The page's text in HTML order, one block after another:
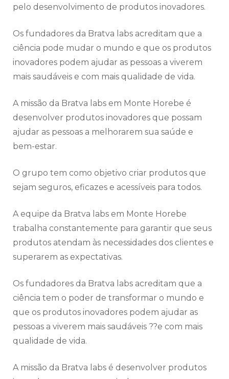
pelo desenvolvimento de produtos inovadores.
Os fundadores da Bratva labs acreditam que a
ciência pode mudar o mundo e que os produtos
inovadores podem ajudar as pessoas a viverem
mais saudáveis e com mais qualidade de vida.
A missão da Bratva labs em Monte Horebe é
desenvolver produtos inovadores que possam
ajudar as pessoas a melhorarem sua saúde e
bem-estar.
O grupo tem como objetivo criar produtos que
sejam seguros, eficazes e acessíveis para todos.
A equipe da Bratva labs em Monte Horebe
trabalha constantemente para garantir que seus
produtos atendam às necessidades dos clientes e
superarem as expectativas.
Os fundadores da Bratva labs acreditam que a
ciência tem o poder de transformar o mundo e
que os produtos inovadores podem ajudar as
pessoas a viverem mais saudáveis ??e com mais
qualidade de vida.
A missão da Bratva labs é desenvolver produtos